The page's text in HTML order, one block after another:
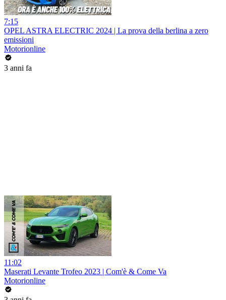
7:15
OPEL ASTRA ELECTRIC 2024 | La prova della berlina a zero
emissioni
Motorionline
3 anni fa
11:02
Maserati Levante Trofeo 2023 | Com'è & Come Va
Motorionline